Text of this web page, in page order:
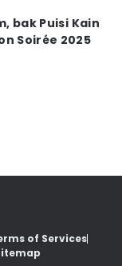
bak Puisi Kain
Soirée 2025
of Services